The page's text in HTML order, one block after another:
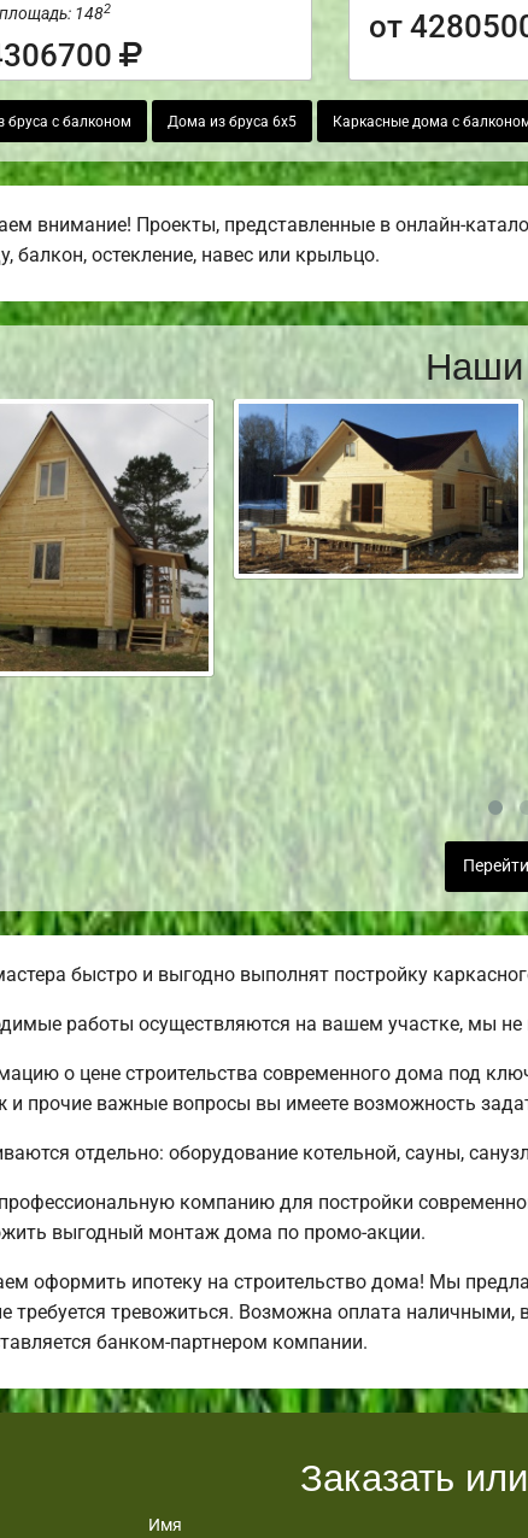
1482 от
бруса с балконом Дома из бруса 6х5 Каркасные дома с
внимание! Проекты, представленные в онлайн-
балкон, остекление, навес или крыльцо.
Наши
быстро и выгодно выполнят постройку
работы осуществляются на вашем участке, мы
о цене строительства современного дома под
и прочие важные вопросы вы имеете возможность
отдельно: оборудование котельной, сауны,
компанию для постройки
выгодный монтаж дома по промо-акции.
оформить ипотеку на строительство дома! Мы
требуется тревожиться. Возможна оплата
банком-партнером компании.
Заказать
Имя